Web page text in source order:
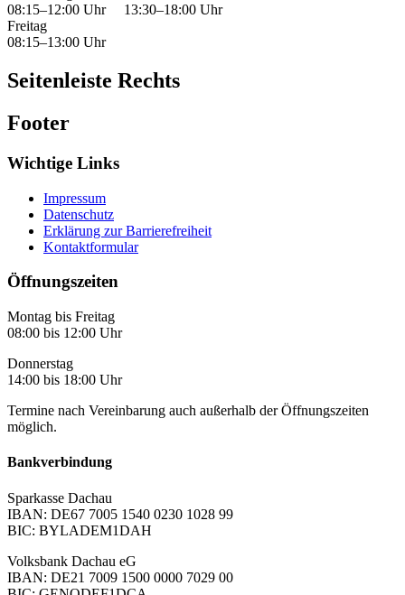
08:15–12:00 Uhr 13:30–18:00 Uhr
Freitag
08:15–13:00 Uhr
Seitenleiste Rechts
Footer
Wichtige Links
Impressum
Datenschutz
Erklärung zur Barrierefreiheit
Kontaktformular
Öffnungszeiten
Montag bis Freitag
08:00 bis 12:00 Uhr
Donnerstag
14:00 bis 18:00 Uhr
Termine nach Vereinbarung auch außerhalb der Öffnungszeiten
möglich.
Bankverbindung
Sparkasse Dachau
IBAN: DE67 7005 1540 0230 1028 99
BIC: BYLADEM1DAH
Volksbank Dachau eG
IBAN: DE21 7009 1500 0000 7029 00